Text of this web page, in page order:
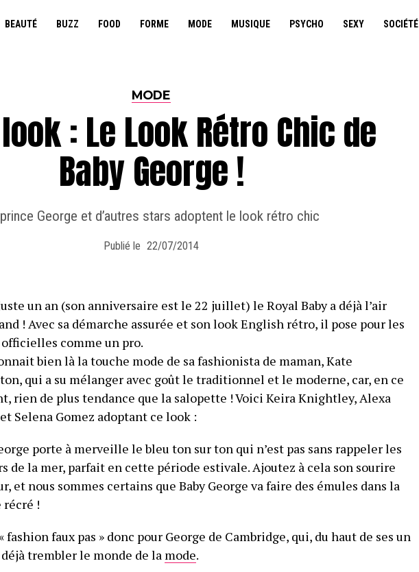
BEAUTÉ BUZZ FOOD FORME MODE MUSIQUE PSYCHO SEXY SOCIÉTÉ
MODE
: Le Look Rétro Chic de
Baby George !
George et d’autres stars adoptent le look rétro chic
Publié le 22/07/2014
un an (son anniversaire est le 22 juillet) le Royal Baby a déjà l’air
! Avec sa démarche assurée et son look English rétro, il pose pour les
comme un pro.
bien là la touche mode de sa fashionista de maman, Kate
qui a su mélanger avec goût le traditionnel et le moderne, car, en ce
rien de plus tendance que la salopette ! Voici Keira Knightley, Alexa
Selena Gomez adoptant ce look :
porte à merveille le bleu ton sur ton qui n’est pas sans rappeler les
de la mer, parfait en cette période estivale. Ajoutez à cela son sourire
et nous sommes certains que Baby George va faire des émules dans la
récré !
fashion faux pas » donc pour George de Cambridge, qui, du haut de ses un
trembler le monde de la mode.